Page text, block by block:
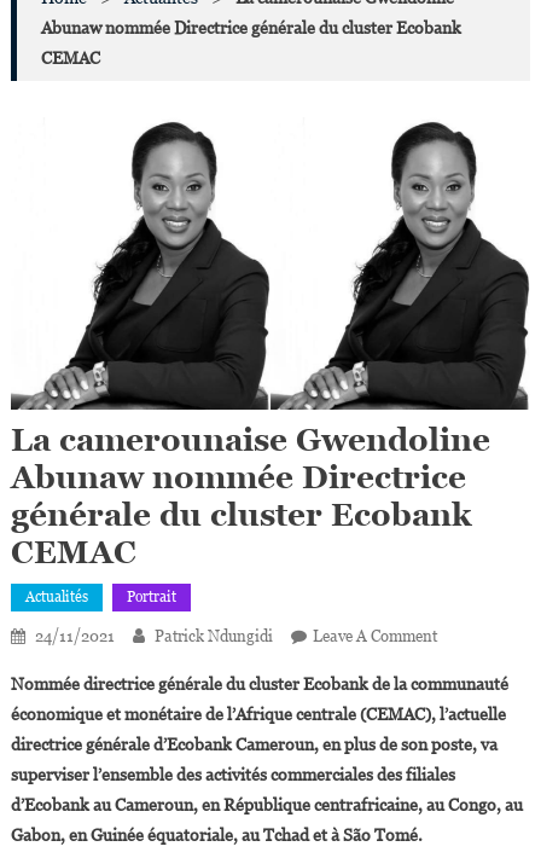
Abunaw nommée Directrice générale du cluster Ecobank
CEMAC
La camerounaise Gwendoline
Abunaw nommée Directrice
générale du cluster Ecobank
CEMAC
Actualités Portrait
24/11/2021 Patrick Ndungidi Leave A CommentOn
Camerounaise
Gwendoline
Abunaw
Nommée
Directrice
Nommée directrice générale du cluster Ecobank de la communauté
économique et monétaire de l’Afrique centrale (CEMAC), l’actuelle
directrice générale d’Ecobank Cameroun, en plus de son poste, va
superviser l’ensemble des activités commerciales des filiales
d’Ecobank au Cameroun, en République centrafricaine, au Congo, au
Gabon, en Guinée équatoriale, au Tchad et à São Tomé.